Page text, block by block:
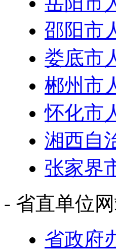
邵阳市
娄底市
郴州市
怀化市
湘西自
张家界
- 省直单位
省政府